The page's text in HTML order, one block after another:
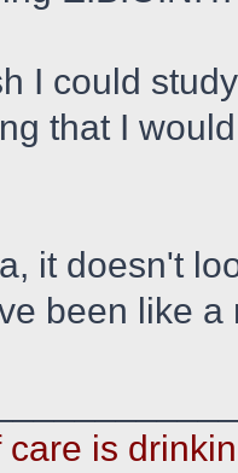
I could
that I
it doesn't
been like
care is